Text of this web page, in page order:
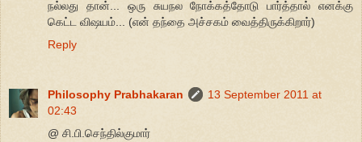
நல்லது தான்... ஒரு சுயநல நோக்கத்தோடு பார்த்தால் எனக்கு
கெட்ட விஷயம்... (என் தந்தை அச்சகம் வைத்திருக்கிறார்)
Reply
Philosophy Prabhakaran
13 September 2011 at
02:43
@ சி.பி.செந்தில்குமார்